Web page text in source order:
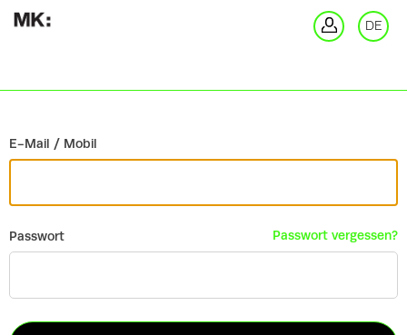
DE
E-Mail / Mobil
Passwort Passwort vergessen?